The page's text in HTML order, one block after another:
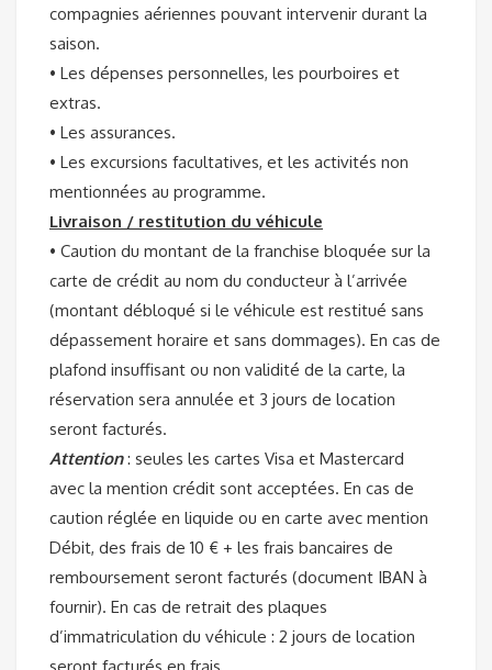
compagnies aériennes pouvant intervenir durant la
saison.
• Les dépenses personnelles, les pourboires et
extras.
• Les assurances.
• Les excursions facultatives, et les activités non
mentionnées au programme.
Livraison / restitution du véhicule
• Caution du montant de la franchise bloquée sur la
carte de crédit au nom du conducteur à l’arrivée
(montant débloqué si le véhicule est restitué sans
dépassement horaire et sans dommages). En cas de
plafond insuffisant ou non validité de la carte, la
réservation sera annulée et 3 jours de location
seront facturés.
Attention: seules les cartes Visa et Mastercard
avec la mention crédit sont acceptées. En cas de
caution réglée en liquide ou en carte avec mention
Débit, des frais de 10 € + les frais bancaires de
remboursement seront facturés (document IBAN à
fournir). En cas de retrait des plaques
d’immatriculation du véhicule : 2 jours de location